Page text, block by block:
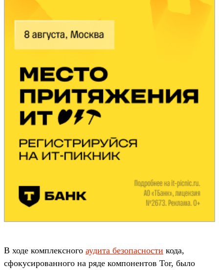
В ходе комплексного аудита безопасности кода,
сфокусированного на ряде компонентов Tor, было